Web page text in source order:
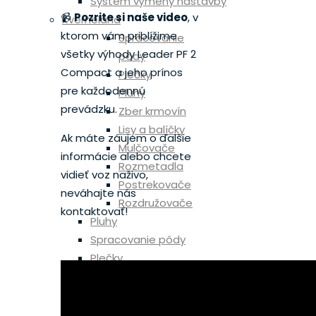
Kverneland
Spracovanie
pôdy
Plečky
Pluhy
Zber krmovín
Lisy a balíčky
Mulčovače
Rozmetadla
Postrekovače
Rozdružovače
Pluhy
Spracovanie pôdy
Plečky
📹Pozrite si naše video, v
ktorom vám priblížime
všetky výhody Leader PF 2
Compact a jeho prínos
pre každodennú
prevádzku.
Ak máte záujem o ďalšie
informácie alebo chcete
vidieť voz naživo,
neváhajte nás
kontaktovať!